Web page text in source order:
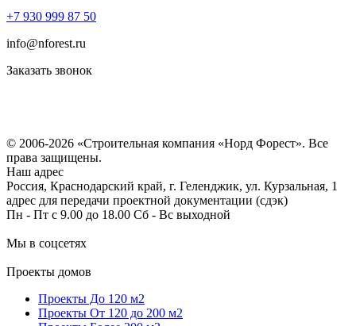
+7 930 999 87 50
info@nforest.ru
Заказать звонок
© 2006-2026 «Строительная компания «Норд Форест». Все
права защищены.
Наш адрес
Россия, Краснодарский край, г. Геленджик, ул. Курзальная, 1
адрес для передачи проектной документации (сдэк)
Пн - Пт с 9.00 до 18.00 Сб - Вс выходной
Мы в соцсетях
Проекты домов
Проекты До 120 м2
Проекты От 120 до 200 м2